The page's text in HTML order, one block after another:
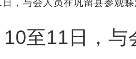
，与会人员在巩留县参观
11日，与